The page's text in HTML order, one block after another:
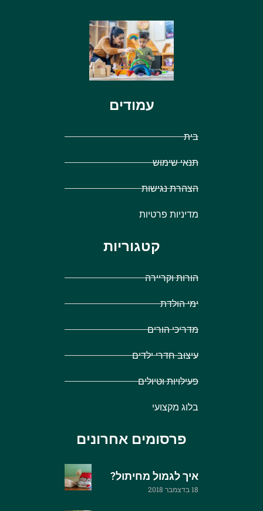
עמודים
בית
תנאי שימוש
הצהרת נגישות
מדיניות פרטיות
קטגוריות
הורות וקריירה
ימי הולדת
מדריכי הורים
עיצוב חדרי ילדים
פעילויות וטיולים
בלוג מקצועי
פרסומים אחרונים
איך לגמול מחיתול?
18 בדצמבר 2018